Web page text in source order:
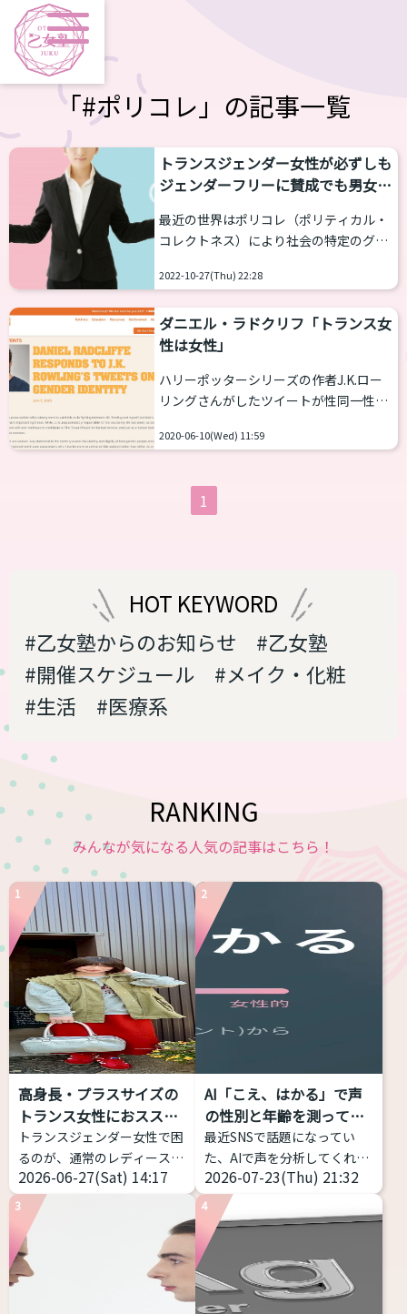
「#ポリコレ」の記事一覧
トランスジェンダー女性が必ずしも
ジェンダーフリーに賛成でも男女二
最近の世界はポリコレ（ポリティカル・
コレクトネス）により社会の特定のグル
ないように配慮がなされています。
SDGsにしてもジェンダーフリーにして
もLGBTという言葉以外でもセクシュア
ルマイノリティを考慮してくれる言葉は
言葉の多くはトランスジェンダーのため
に「新しいもの」を作るきっかけとなり
ました。ジェンダーフリーな制服、ジェ
ンダーレスなファッション、誰でもトイ
です。 し...
2022-10-27(Thu) 22:28
ダニエル・ラドクリフ「トランス女
性は女性」
ハリーポッターシリーズの作者J.K.ロー
リングさんがしたツイートが性同一性障
「月経がある人は女性」 J.K.ローリング
対して批判的とされるツイートをしてき
ました。 今回物議を醸したのは6月7日の
ーマド（‘People who menstruate.’ I’m
sure there used to ...
2020-06-10(Wed) 11:59
1
HOT KEYWORD
#乙女塾からのお知らせ
#乙女塾
#開催スケジュール
#メイク・化粧
#生活
#医療系
RANKING
みんなが気になる人気の記事はこちら！
1
高身長・プラスサイズの
トランス女性におススメ
す...
トランスジェンダー女性で困
るのが、通常のレディースブ
ランドだと丈が短い、大きな
サイズがなくて困っているこ
とだと思います。 そこで、高
身長・プラスサイズのトラン
スジェンダー女性におススメ
できるファッションブランド
を私のコメントつきで７つほ
2026-06-27(Sat) 14:17
2
AI「こえ、はかる」で声
の性別と年齢を測ってみ
た...
最近SNSで話題になってい
た、AIで声を分析してくれる
サイトを試してみました！ 声
の高さだけじゃなく、「響
き」や「共鳴」なども分析し
てくれるアプリです。 こちら
からどうぞ https://voice-
impression-
checker.vercel.app/ 物語の
2026-07-23(Thu) 21:32
3 4